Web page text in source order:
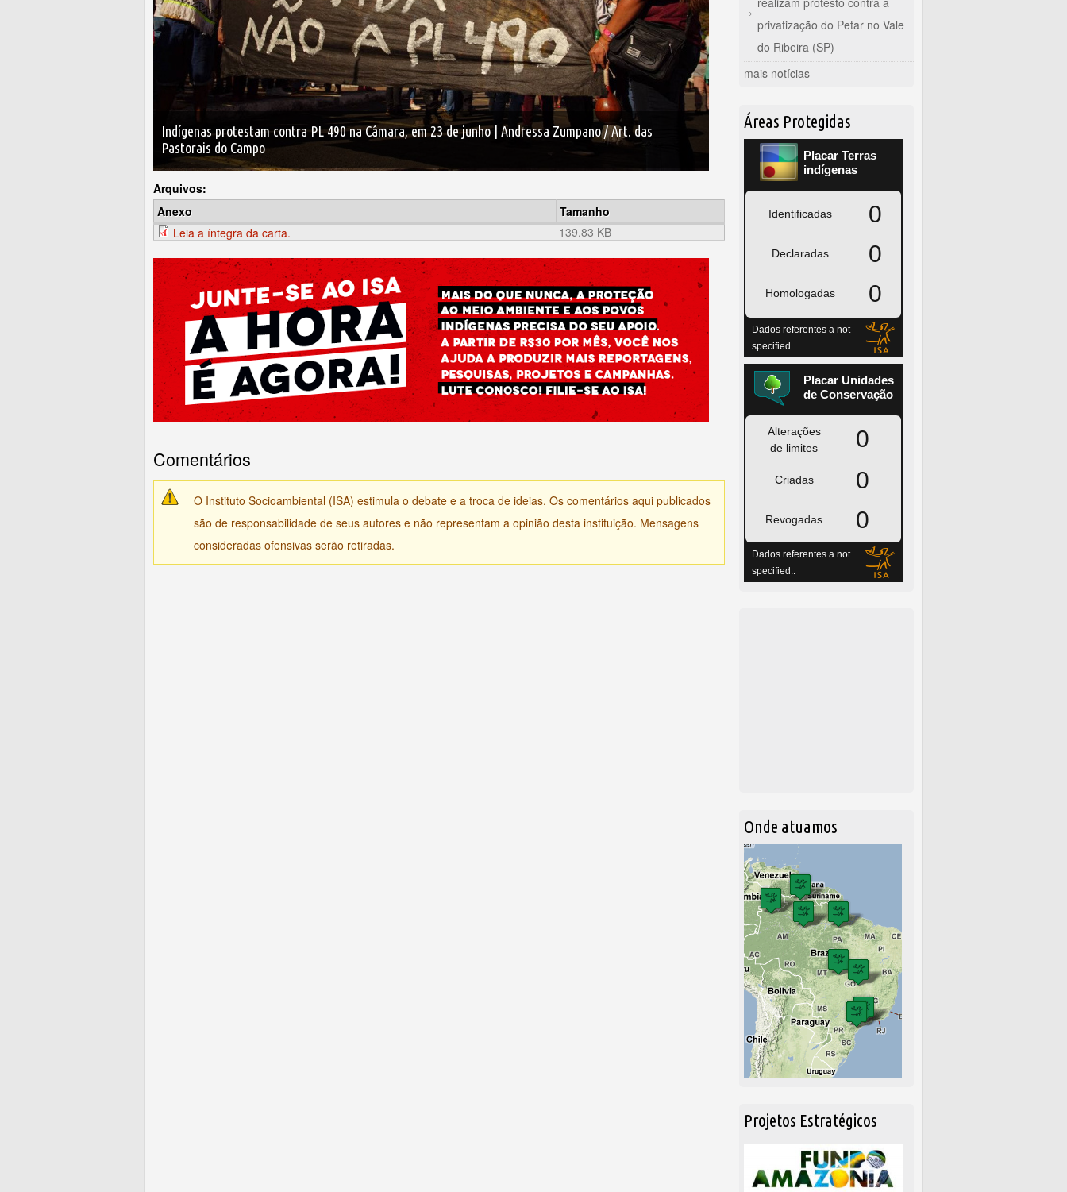
Indígenas protestam contra PL 490 na Câmara, em 23 de junho | Andressa Zumpano / Art. das
Pastorais do Campo
Arquivos:
Anexo
Tamanho
Leia a íntegra da carta.
139.83 KB
Comentários
O Instituto Socioambiental (ISA) estimula o debate e a troca de ideias. Os comentários aqui publicados
são de responsabilidade de seus autores e não representam a opinião desta instituição. Mensagens
consideradas ofensivas serão retiradas.
privatização do Petar no Vale
do Ribeira (SP)
mais notícias
Áreas Protegidas
Onde atuamos
Projetos Estratégicos